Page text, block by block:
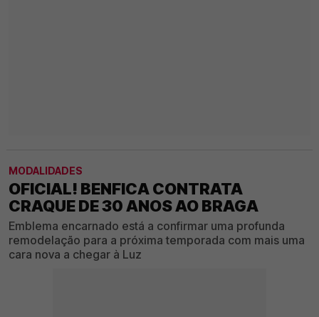
MODALIDADES
OFICIAL! BENFICA CONTRATA
CRAQUE DE 30 ANOS AO BRAGA
Emblema encarnado está a confirmar uma profunda
remodelação para a próxima temporada com mais uma
cara nova a chegar à Luz